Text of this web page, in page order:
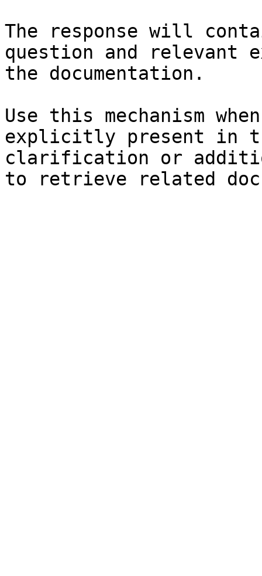
The response will
question and relevant
the documentation.
Use this mechanism
explicitly present in
clarification or